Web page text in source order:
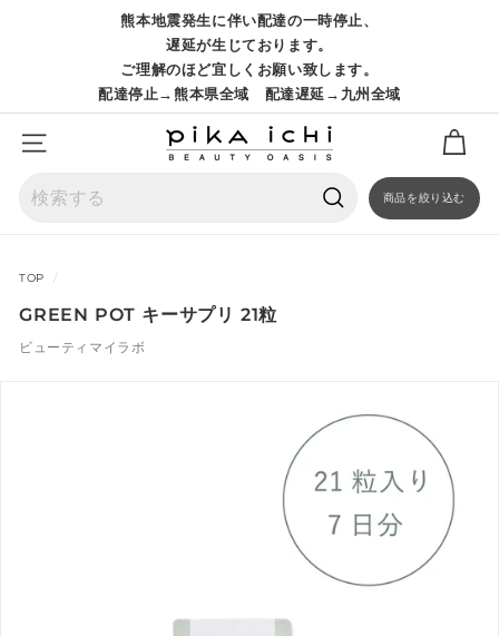
ス
ラ
イ
ド
シ
ョ
熊本地震発生に伴い配達の一時停止、
遅延が生じております。
ご理解のほど宜しくお願い致します。
配達停止→熊本県全域 配達遅延→九州全域
サイトナビゲーション
商品を絞り込む
TOP /
GREEN POT キーサプリ 21粒
ビューティマイラボ